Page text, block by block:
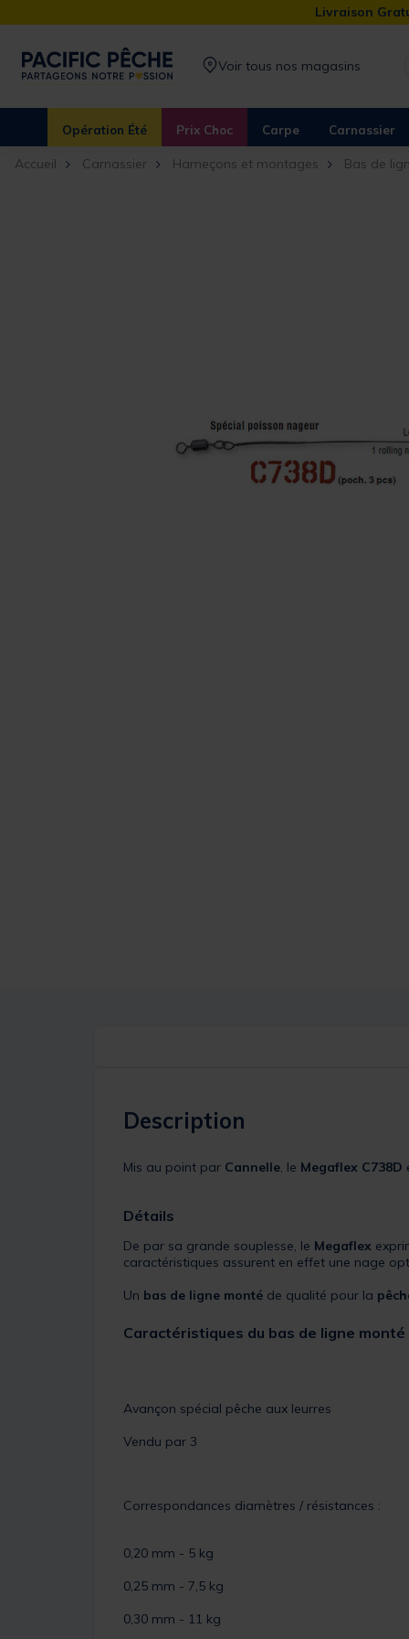
Livraison
Voir tous nos magasins
Opération Été Prix Choc Carpe Carnassier
Accueil Carnassier Hameçons et montages Bas de
Description
Mis au point par Cannelle, le Megaflex C738D
Détails
De par sa grande souplesse, le Megaflex
caractéristiques assurent en effet une nage
Un bas de ligne monté de qualité pour la
Caractéristiques du bas de ligne monté
Avançon spécial pêche aux leurres
Vendu par 3
Correspondances diamètres / résistances :
0,20 mm - 5 kg
0,25 mm - 7,5 kg
0,30 mm - 11 kg